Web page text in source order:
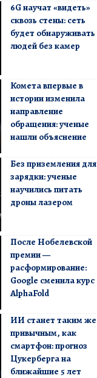
6G научат «видеть»
сквозь стены: сеть
будет обнаруживать
людей без камер
Комета впервые в
истории изменила
направление
обращения: ученые
нашли объяснение
Без приземления для
зарядки: ученые
научились питать
дроны лазером
После Нобелевской
премии —
расформирование:
Google сменила курс
AlphaFold
ИИ станет таким же
привычным, как
смартфон: прогноз
Цукерберга на
ближайшие 5 лет